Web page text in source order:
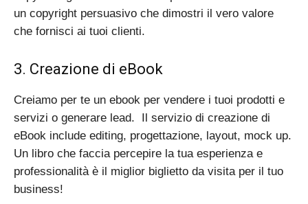
un copyright persuasivo che dimostri il vero valore
che fornisci ai tuoi clienti.
3. Creazione di eBook
Creiamo per te un ebook per vendere i tuoi prodotti e
servizi o generare lead. Il servizio di creazione di
eBook include editing, progettazione, layout, mock up.
Un libro che faccia percepire la tua esperienza e
professionalità è il miglior biglietto da visita per il tuo
business!